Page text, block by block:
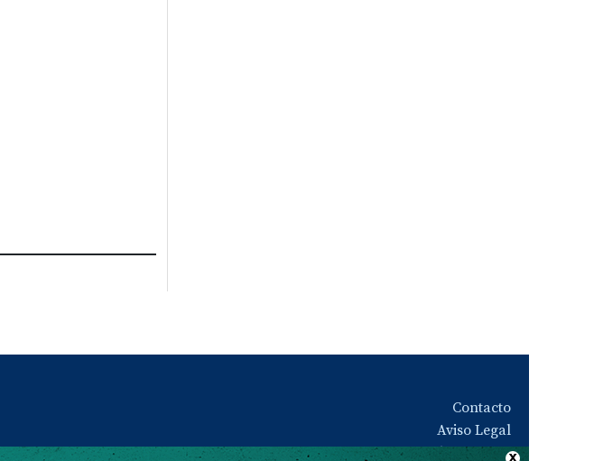
Contacto
Aviso Legal
Quiénes somos